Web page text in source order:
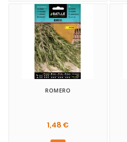
ROMERO
1,48 €